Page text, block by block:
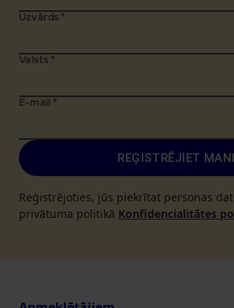
Uzvārds *
Valsts *
E-mail *
REĢISTRĒJIET MANI
Reģistrējoties, jūs piekrītat personas
privātuma politikā Konfidencialitātes